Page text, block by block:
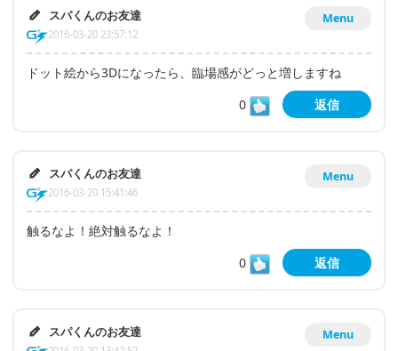
Menu
スパくんのお友達
2016-03-20 23:57:12
ドット絵から3Dになったら、臨場感がどっと増しますね
0
返信
Menu
スパくんのお友達
2016-03-20 15:41:46
触るなよ！絶対触るなよ！
0
返信
Menu
スパくんのお友達